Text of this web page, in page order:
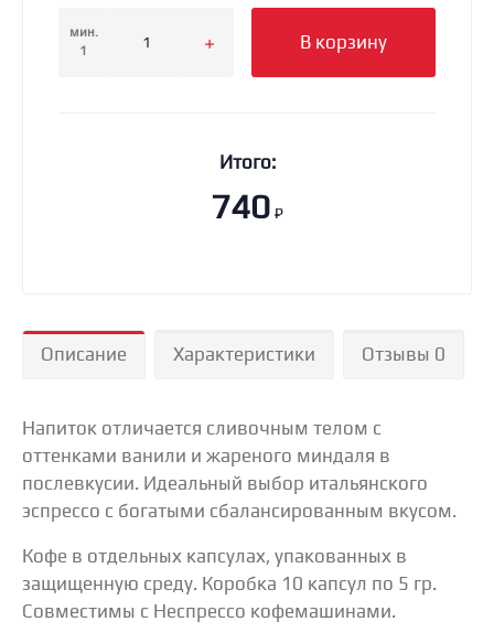
мин.
1
В корзину
Итого:
740 ₽
Описание Характеристики Отзывы 0
Напиток отличается сливочным телом с
оттенками ванили и жареного миндаля в
послевкусии. Идеальный выбор итальянского
эспрессо с богатыми сбалансированным вкусом.
Кофе в отдельных капсулах, упакованных в
защищенную среду. Коробка 10 капсул по 5 гр.
Совместимы с Неспрессо кофемашинами.